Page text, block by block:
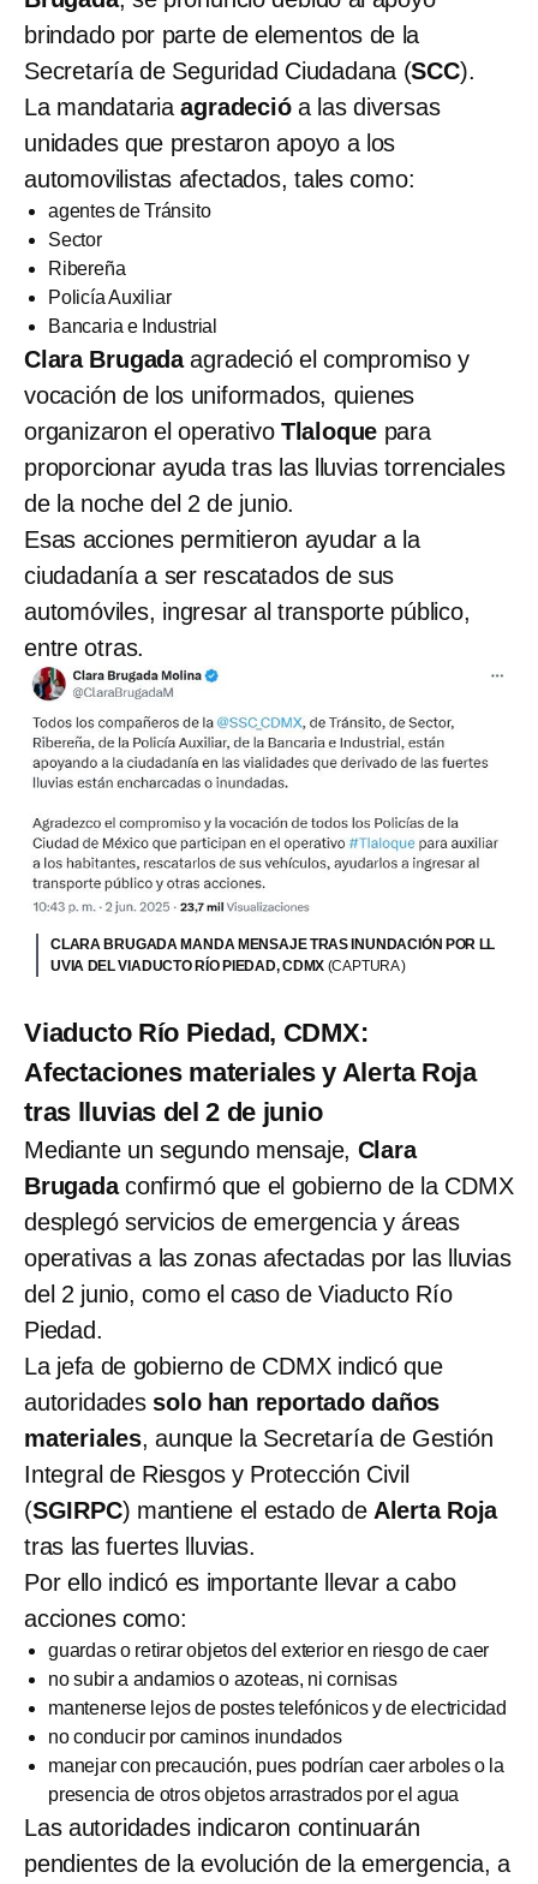
brindado por parte de elementos de la
Secretaría de Seguridad Ciudadana (SCC).
La mandatariaagradecióa las diversas
unidades que prestaron apoyo a los
automovilistas afectados, tales como:
agentes de Tránsito
Sector
Ribereña
Policía Auxiliar
Bancaria e Industrial
Clara Brugadaagradeció el compromiso y
vocación de los uniformados, quienes
organizaron el operativo Tlaloque para
proporcionar ayuda tras las lluvias torrenciales
de la noche del 2 de junio.
Esas acciones permitieron ayudar a la
ciudadanía a ser rescatados de sus
automóviles, ingresar al transporte público,
entre otras.
CLARA BRUGADA MANDA MENSAJE TRAS INUNDACIÓN POR LL
UVIA DEL VIADUCTO RÍO PIEDAD, CDMX (CAPTURA )
Viaducto Río Piedad, CDMX:
Afectaciones materiales y Alerta Roja
tras lluvias del 2 de junio
Mediante un segundo mensaje, Clara
Brugadaconfirmó que el gobierno de la CDMX
desplegó servicios de emergencia y áreas
operativas a las zonas afectadas por las lluvias
del 2 junio, como el caso de Viaducto Río
Piedad.
La jefa de gobierno de CDMX indicó que
autoridades solo han reportado daños
materiales, aunque la Secretaría de Gestión
Integral de Riesgos y Protección Civil
(SGIRPC) mantiene el estado de Alerta Roja
tras las fuertes lluvias.
Por ello indicó es importante llevar a cabo
acciones como:
guardas o retirar objetos del exterior en riesgo de caer
no subir a andamios o azoteas, ni cornisas
mantenerse lejos de postes telefónicos y de electricidad
no conducir por caminos inundados
manejar con precaución, pues podrían caer arboles o la
presencia de otros objetos arrastrados por el agua
Las autoridades indicaron continuarán
pendientes de la evolución de la emergencia, a